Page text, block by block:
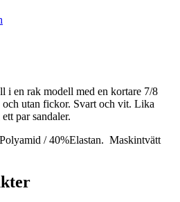
i en rak modell med en kortare 7/8
utan fickor. Svart och vit. Lika
par sandaler.
/ 40%Elastan. Maskintvätt